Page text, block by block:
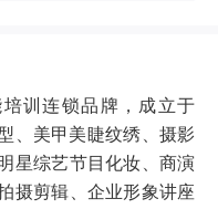
训连锁品牌，成立于
、美甲美睫纹绣、摄影
星综艺节目化妆、商演
摄剪辑、企业形象讲座